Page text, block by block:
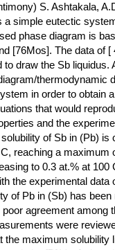
S. Ashtakala,
a simple eutectic
phase diagram is
[76Mos]. The data of [
to draw the Sb liquidus.
thermodynamic
in order to obtain
that would
and the
of Sb in (Pb) is
reaching a maximum
to 0.3 at.% at 100
the experimental data
of Pb in (Sb) has
agreement among
were
the maximum solubility